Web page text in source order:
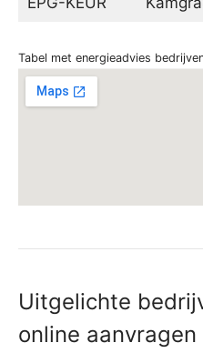
Tabel met energieadvies
Uitgelichte
online aanvragen